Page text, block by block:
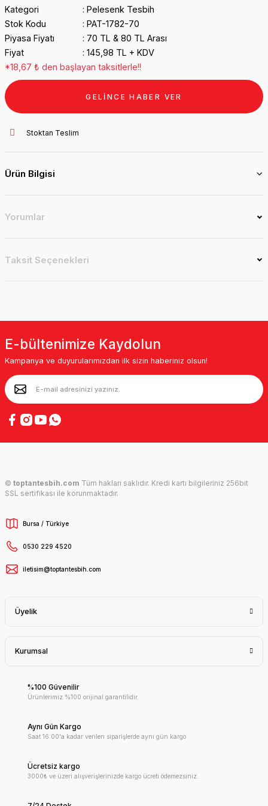
Kategori
Pelesenk Tesbih
Stok Kodu
PAT-1782-70
Piyasa Fiyatı
70 TL & 80 TL Arası
Fiyat
145,98 TL + KDV
*18,67 ₺ den başlayan taksitlerle!!
GELİNCE HABER VER
Stoktan Teslim
Ürün Bilgisi
Yorumlar
Taksit Seçenekleri
E-bültenimize Kaydolun
Kampanya ve duyurularımızdan ilk sizin haberiniz olsun!
© toptantesbih.com Tüm hakları saklıdır. Kredi kartı bilgileriniz 256bit
SSL sertifikası ile korunmaktadır.
Bursa / Türkiye
0530 229 4520
iletisim@toptantesbih.com
Üyelik
Kurumsal
%100 Güvenilir
Ürünlerimiz %100 orijinal garantilidir.
Aynı Gün Kargo
Saat 16:00'a kadar verilen siparişlerde aynı gün kargo
Ücretsiz kargo
3000₺ ve üzeri alışverişlerinizde kargo ücreti ödemezsiniz.